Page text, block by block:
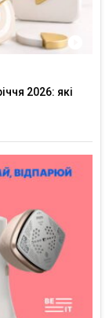
2026: які